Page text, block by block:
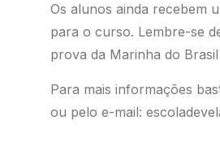
Os alunos ainda recebem
para o curso. Lembre-se
prova da Marinha
Para mais informações
ou pelo e-mail: